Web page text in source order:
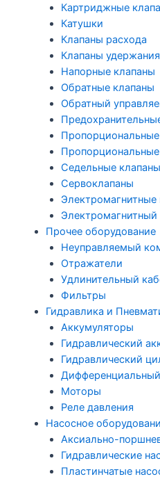
Картриджные
Катушки
Клапаны расхода
Клапаны
Напорные клапаны
Обратные клапаны
Обратный
Седельные клапаны
Сервоклапаны
Электромагнитные
Прочее оборудование
Неуправляемый
Отражатели
Удлинительный
Фильтры
Гидравлика и
Аккумуляторы
Гидравлический
Гидравлический
Моторы
Реле давления
Насосное
Аксиально-
Гидравлические
Пластинчатые